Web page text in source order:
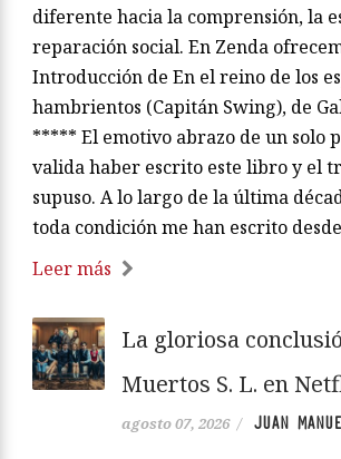
diferente hacia la comprensión, la
reparación social. En Zenda
Introducción de En el reino de los
hambrientos (Capitán Swing), de
***** El emotivo abrazo de un solo
valida haber escrito este libro y el
supuso. A lo largo de la última
toda condición me han escrito
Leer más
La gloriosa
Muertos S. L. en
agosto 07, 2026 / JUAN